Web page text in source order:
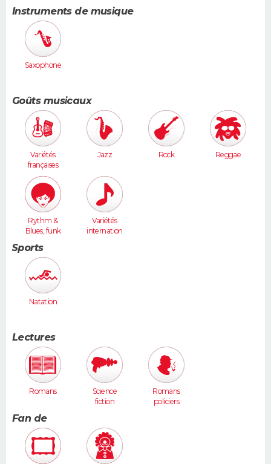
Instruments de musique
Saxophone
Goûts musicaux
Variétés
françaises
Jazz Rock Reggae
Rythm &
Blues, funk
Variétés
internation
Sports
Natation
Lectures
Romans
Science
fiction
Romans
policiers
Fan de